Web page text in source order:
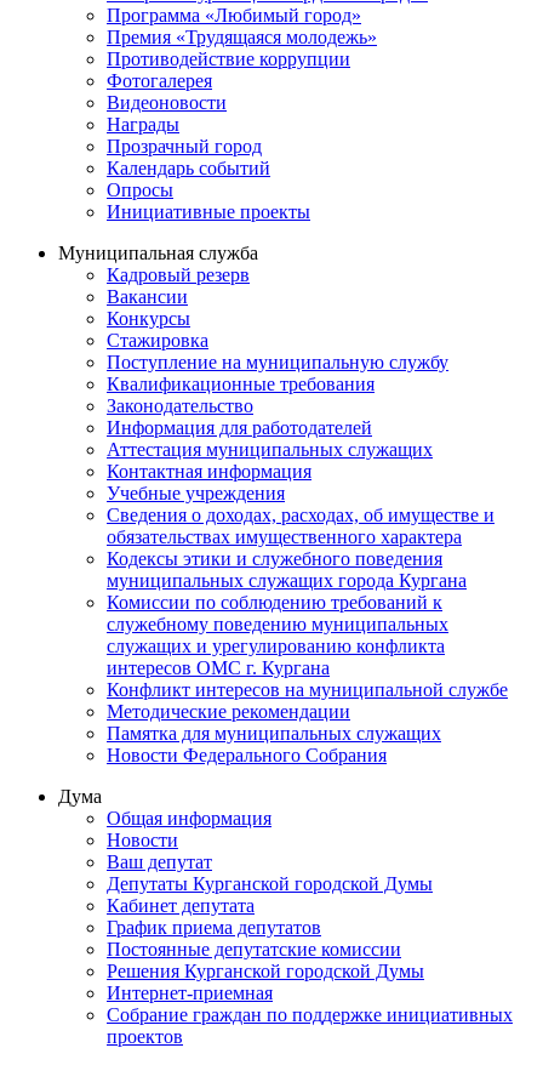
Программа «Любимый город»
Премия «Трудящаяся молодежь»
Противодействие коррупции
Фотогалерея
Видеоновости
Награды
Прозрачный город
Календарь событий
Опросы
Инициативные проекты
Муниципальная служба
Кадровый резерв
Вакансии
Конкурсы
Стажировка
Поступление на муниципальную службу
Квалификационные требования
Законодательство
Информация для работодателей
Аттестация муниципальных служащих
Контактная информация
Учебные учреждения
Сведения о доходах, расходах, об имуществе и
обязательствах имущественного характера
Кодексы этики и служебного поведения
муниципальных служащих города Кургана
Комиссии по соблюдению требований к
служебному поведению муниципальных
служащих и урегулированию конфликта
интересов ОМС г. Кургана
Конфликт интересов на муниципальной службе
Методические рекомендации
Памятка для муниципальных служащих
Новости Федерального Cобрания
Дума
Общая информация
Новости
Ваш депутат
Депутаты Курганской городской Думы
Кабинет депутата
График приема депутатов
Постоянные депутатские комиссии
Решения Курганской городской Думы
Интернет-приемная
Собрание граждан по поддержке инициативных
проектов